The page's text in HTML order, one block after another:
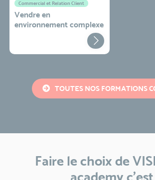
Commercial et Relation Client
Vendre en
environnement complexe
TOUTES NOS FORMATIONS
Faire le choix de